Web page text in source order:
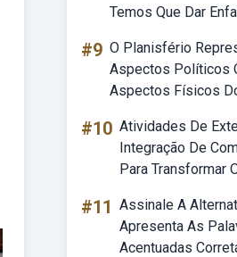
Temos Que Dar
#9 O Planisfério
Aspectos Políticos
Aspectos Físicos
#10 Atividades De
Integração De
Para Transformar
#11 Assinale A
Apresenta As
Acentuadas